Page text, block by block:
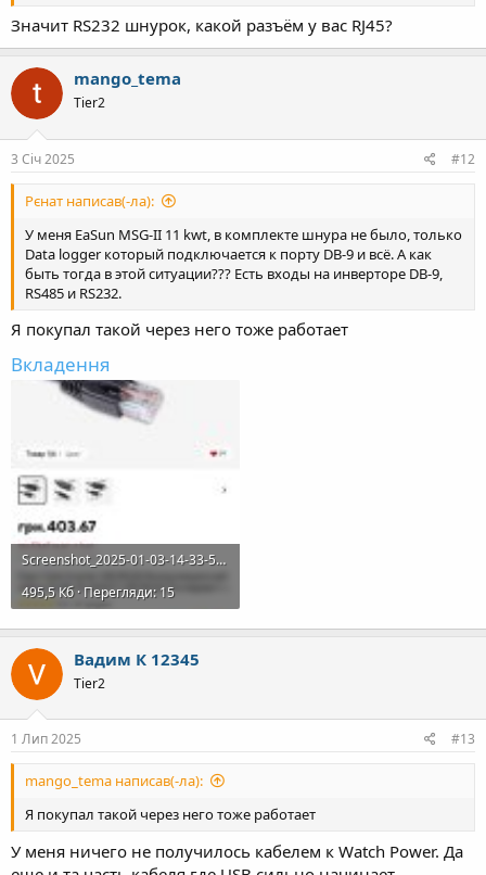
Значит RS232 шнурок, какой разъём у вас RJ45?
mango_tema
Tier2
3 Січ 2025 #12
Рєнат написав(-ла):
У меня EaSun MSG-II 11 kwt, в комплекте шнура не было, только
Data logger который подключается к порту DB-9 и всё. А как
быть тогда в этой ситуации??? Есть входы на инверторе DB-9,
RS485 и RS232.
Я покупал такой через него тоже работает
Вкладення
Screenshot_2025-01-03-14-33-59-941_com.alibaba.aliexpresshd.jpg
495,5 Кб · Перегляди: 15
Вадим К 12345
Tier2
1 Лип 2025 #13
mango_tema написав(-ла):
Я покупал такой через него тоже работает
У меня ничего не получилось кабелем к Watch Power. Да